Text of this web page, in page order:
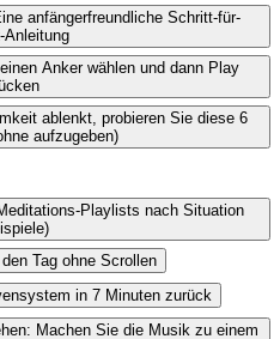
anfängerfreundliche Schritt-für-
Anleitung
Anker wählen und dann Play
ablenkt, probieren Sie diese 6
aufzugeben)
Playlists nach Situation
Tag ohne Scrollen
in 7 Minuten zurück
Machen Sie die Musik zu einem